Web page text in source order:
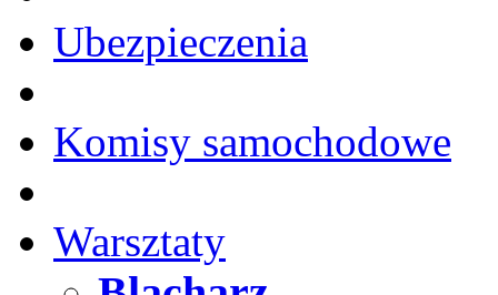
Ubezpieczenia
Komisy samochodowe
Warsztaty